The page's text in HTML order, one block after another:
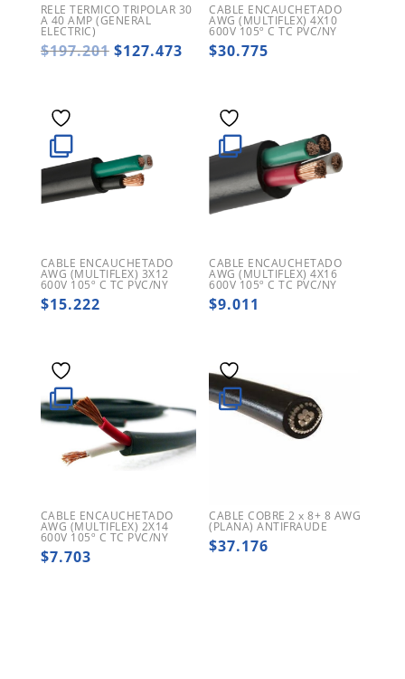
RELE TERMICO TRIPOLAR 30
A 40 AMP (GENERAL
ELECTRIC)
$197.201 El
$127.473El
$127.473.
CABLE ENCAUCHETADO
AWG (MULTIFLEX) 4X10
600V 105º C TC PVC/NY
$30.775
CABLE ENCAUCHETADO
AWG (MULTIFLEX) 3X12
600V 105º C TC PVC/NY
$15.222
CABLE ENCAUCHETADO
AWG (MULTIFLEX) 4X16
600V 105º C TC PVC/NY
$9.011
CABLE ENCAUCHETADO
AWG (MULTIFLEX) 2X14
600V 105º C TC PVC/NY
$7.703
CABLE COBRE 2 x 8+ 8 AWG
(PLANA) ANTIFRAUDE
$37.176